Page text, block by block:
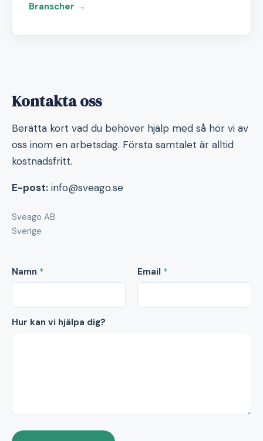
Branscher →
Kontakta oss
Berätta kort vad du behöver hjälp med så hör vi av
oss inom en arbetsdag. Första samtalet är alltid
kostnadsfritt.
E-post: info@sveago.se
Sveago AB
Sverige
Namn * Email *
Hur kan vi hjälpa dig?